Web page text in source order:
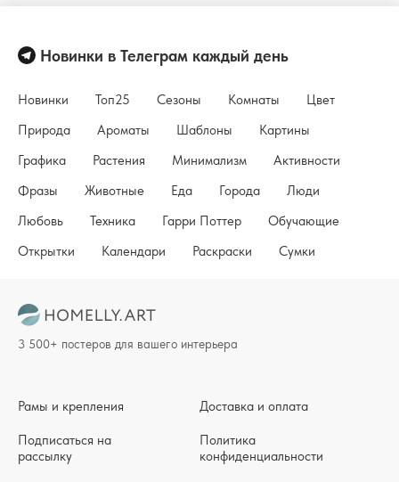
Новинки в Телеграм каждый день
Новинки Топ25 Сезоны Комнаты
Цвет
Природа
Ароматы Шаблоны
Картины
Графика
Растения Минимализм
Активности
Фразы
Животные Еда Города
Люди
Любовь
Техника Гарри Поттер
Обучающие
Открытки
Календари Раскраски Сумки
Рамы и крепления
Подписаться на
рассылку
Доставка и оплата
Политика
конфиденциальности
3 500+ постеров для вашего интерьера